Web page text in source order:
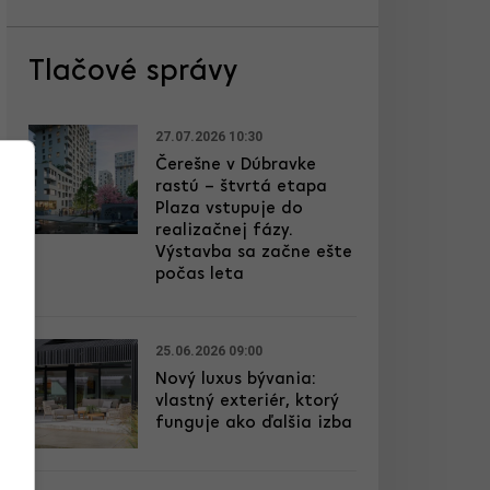
Tlačové správy
27.07.2026 10:30
Čerešne v Dúbravke
rastú – štvrtá etapa
Plaza vstupuje do
realizačnej fázy.
Výstavba sa začne ešte
počas leta
25.06.2026 09:00
Nový luxus bývania:
vlastný exteriér, ktorý
funguje ako ďalšia izba